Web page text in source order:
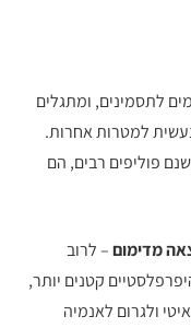
לתסמינים, ומתגלים
למטרות אחרות.
פוליפים רבים, הם
מדימום– לרוב
קטנים יותר,
ולגרום לאנמיה